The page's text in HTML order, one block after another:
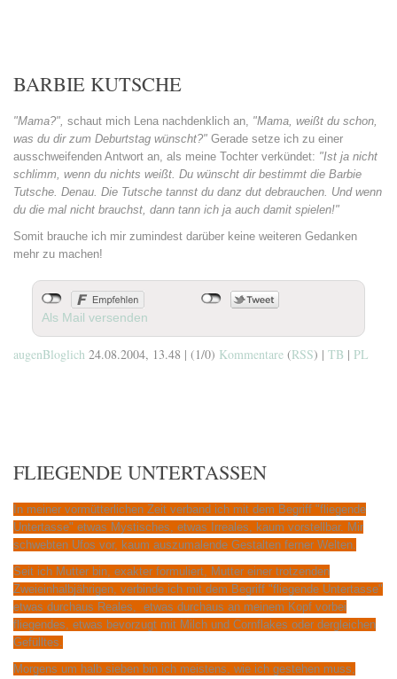
BARBIE KUTSCHE
"Mama?", schaut mich Lena nachdenklich an, "Mama, weißt du schon,
was du dir zum Deburtstag wünscht?" Gerade setze ich zu einer
ausschweifenden Antwort an, als meine Tochter verkündet: "Ist ja nicht
schlimm, wenn du nichts weißt. Du wünscht dir bestimmt die Barbie
Tutsche. Denau. Die Tutsche tannst du danz dut debrauchen. Und wenn
du die mal nicht brauchst, dann tann ich ja auch damit spielen!"
Somit brauche ich mir zumindest darüber keine weiteren Gedanken
mehr zu machen!
Als Mail versenden
augenBloglich 24.08.2004, 13.48 | (1/0) Kommentare (RSS) | TB | PL
FLIEGENDE UNTERTASSEN
In meiner vormütterlichen Zeit verband ich mit dem Begriff "fliegende
Untertasse" etwas Mystisches, etwas Irreales, kaum vorstellbar. Mir
schwebten Ufos vor, kaum auszumalende Gestalten ferner Welten.
Seit ich Mutter bin, exakter formuliert, Mutter einer trotzenden
Zweieinhalbjährigen, verbinde ich mit dem Begriff "fliegende Untertasse"
etwas durchaus Reales, etwas durchaus an meinem Kopf vorbei
fliegendes, etwas bevorzugt mit Milch und Cornflakes oder dergleichen
Gefülltes.
Morgens um halb sieben bin ich meistens, wie ich gestehen muss,